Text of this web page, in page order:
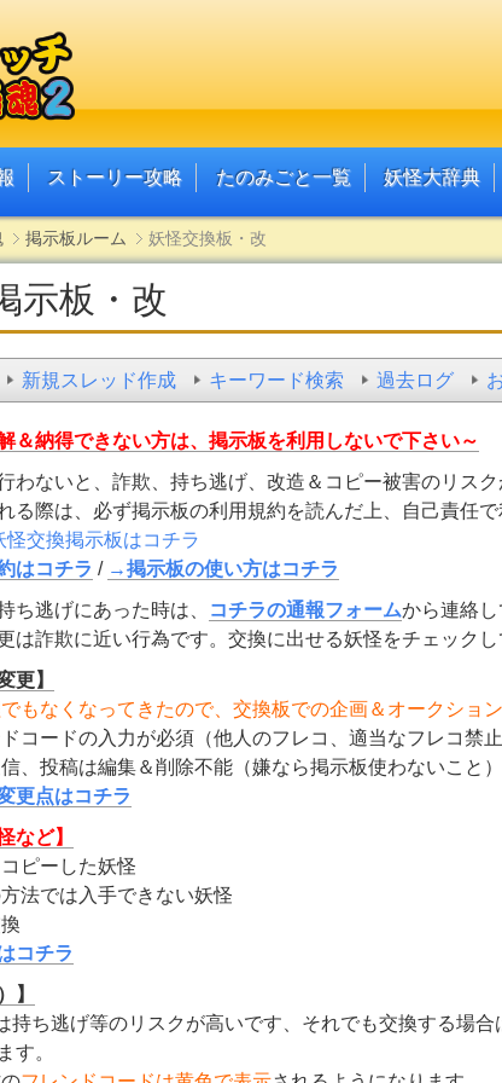
ストーリー攻略 たのみごと一覧 妖怪大辞典
掲示板ルーム 妖怪交換板・改
示板・改
新規スレッド作成 キーワード検索 過去ログ
＆納得できない方は、掲示板を利用しないで下さい～
わないと、詐欺、持ち逃げ、改造＆コピー被害のリスク
る際は、必ず掲示板の利用規約を読んだ上、自己責任で
交換掲示板はコチラ
はコチラ / →掲示板の使い方はコチラ
ち逃げにあった時は、
コチラの通報フォームから連絡し
は詐欺に近い行為です。交換に出せる妖怪をチェックし
更】
もなくなってきたので、交換板での企画＆オークション
コードの入力が必須（他人のフレコ、適当なフレコ禁止
、投稿は編集＆削除不能（嫌なら掲示板使わないこと）
更点はコチラ
など】
ピーした妖怪
法では入手できない妖怪
コチラ
】
持ち逃げ等のリスクが高いです、それでも交換する場
す。